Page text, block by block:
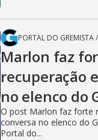
PORTAL DO GREMISTA/
Marlon faz
recuperação
no elenco do
O post Marlon faz forte
conversa no elenco do
Portal do...